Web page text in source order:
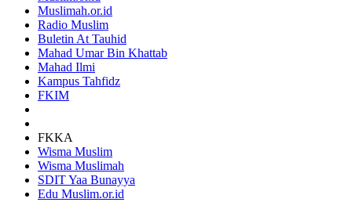
Muslimah.or.id
Radio Muslim
Buletin At Tauhid
Mahad Umar Bin Khattab
Mahad Ilmi
Kampus Tahfidz
FKIM
FKKA
Wisma Muslim
Wisma Muslimah
SDIT Yaa Bunayya
Edu Muslim.or.id